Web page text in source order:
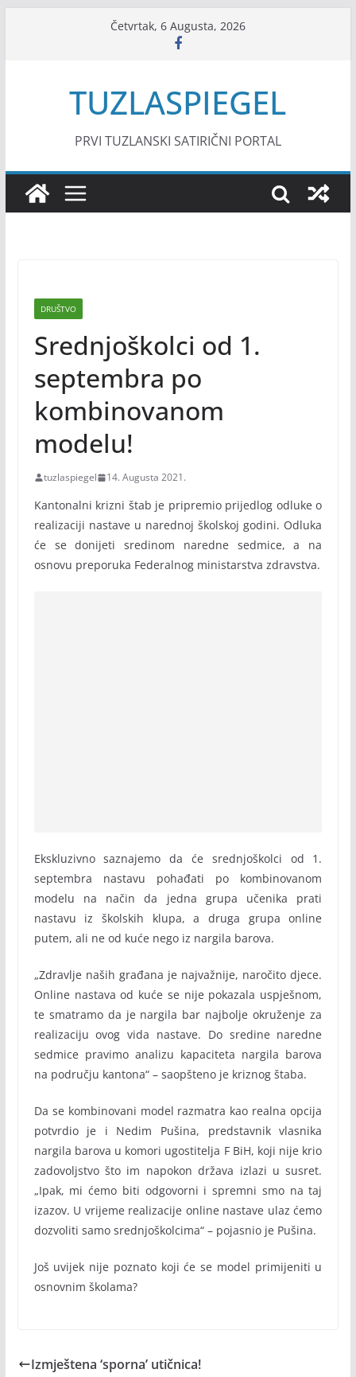
Četvrtak, 6 Augusta, 2026
TUZLASPIEGEL
PRVI TUZLANSKI SATIRIČNI PORTAL
DRUŠTVO
Srednjoškolci od 1.
septembra po
kombinovanom
modelu!
tuzlaspiegel 14. Augusta 2021.
Kantonalni krizni štab je pripremio prijedlog odluke o
realizaciji nastave u narednoj školskoj godini. Odluka
će se donijeti sredinom naredne sedmice, a na
osnovu preporuka Federalnog ministarstva zdravstva.
Ekskluzivno saznajemo da će srednjoškolci od 1.
septembra nastavu pohađati po kombinovanom
modelu na način da jedna grupa učenika prati
nastavu iz školskih klupa, a druga grupa online
putem, ali ne od kuće nego iz nargila barova.
„Zdravlje naših građana je najvažnije, naročito djece.
Online nastava od kuće se nije pokazala uspješnom,
te smatramo da je nargila bar najbolje okruženje za
realizaciju ovog vida nastave. Do sredine naredne
sedmice pravimo analizu kapaciteta nargila barova
na području kantona“ – saopšteno je kriznog štaba.
Da se kombinovani model razmatra kao realna opcija
potvrdio je i Nedim Pušina, predstavnik vlasnika
nargila barova u komori ugostitelja F BiH, koji nije krio
zadovoljstvo što im napokon država izlazi u susret.
„Ipak, mi ćemo biti odgovorni i spremni smo na taj
izazov. U vrijeme realizacije online nastave ulaz ćemo
dozvoliti samo srednjoškolcima“ – pojasnio je Pušina.
Još uvijek nije poznato koji će se model primijeniti u
osnovnim školama?
Izmještena ‘sporna’ utičnica!